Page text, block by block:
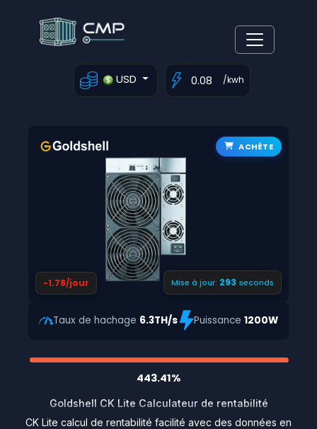
USD /kwh
ACHÈTE
-1.78/jour Mise à jour: 293 seconds
Taux de hachage 6.3TH/s Puissance1200W
443.41%
Goldshell CK Lite Calculateur de rentabilité
CK Lite calcul de rentabilité facilité avec des données en